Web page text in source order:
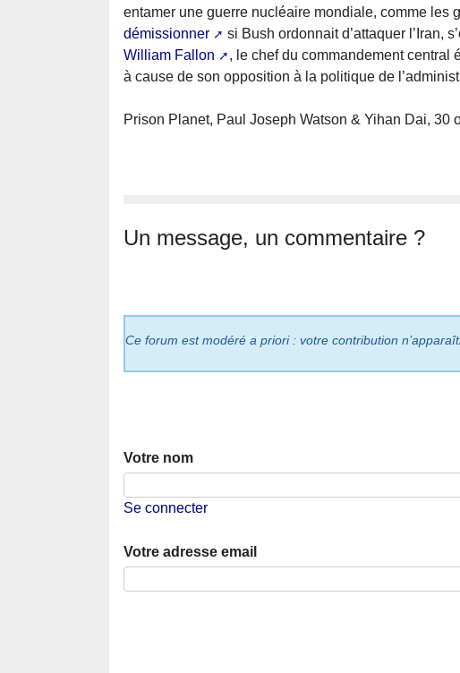
entamer une guerre nucléaire mondiale, comme les
démissionner
si Bush ordonnait d’attaquer l’Iran,
William Fallon
, le chef du commandement central
à cause de son opposition à la politique de
Prison Planet, Paul Joseph Watson & Yihan Dai, 30
Un message, un commentaire ?
Ce forum est modéré a priori : votre contribution
Votre nom
Se connecter
Votre adresse email